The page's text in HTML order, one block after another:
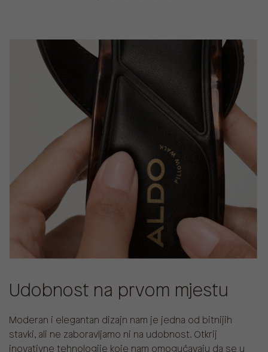
Udobnost na prvom mjestu
Moderan i elegantan dizajn nam je jedna od bitnijih
stavki, ali ne zaboravljamo ni na udobnost. Otkrij
inovativne tehnologije koje nam omogućavaju da se u